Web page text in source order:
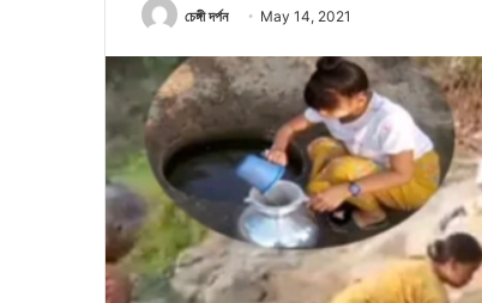
চেঙ্গী দর্পন May 14, 2021